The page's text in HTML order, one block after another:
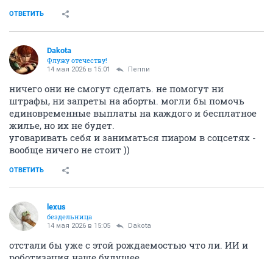
ОТВЕТИТЬ
Dаkota
Флужу отечеству!
14 мая 2026 в 15:01 Пепnи
ничего они не смогут сделать. не помогут ни
штрафы, ни запреты на аборты. могли бы помочь
единовременные выплаты на каждого и бесплатное
жилье, но их не будет.
уговаривать себя и заниматься пиаром в соцсетях -
вообще ничего не стоит ))
ОТВЕТИТЬ
lexus
бездельница
14 мая 2026 в 15:05 Dаkota
отстали бы уже с этой рождаемостью что ли. ИИ и